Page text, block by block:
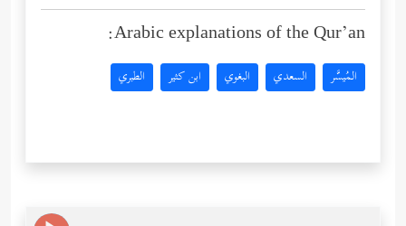
Arabic explanations of the Qur’an:
المُيسَّر السعدي البغوي ابن كثير الطبري